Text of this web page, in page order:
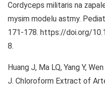
Cordyceps militaris na
mysim modelu astmy.
171-178. https://doi.org/
8.
Huang J, Ma LQ, Yang Y,
J. Chloroform Extract of